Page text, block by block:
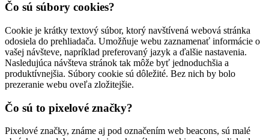
Čo sú súbory cookies?
Cookie je krátky textový súbor, ktorý navštívená webová stránka
odosiela do prehliadača. Umožňuje webu zaznamenať informácie o
vašej návšteve, napríklad preferovaný jazyk a ďalšie nastavenia.
Nasledujúca návšteva stránok tak môže byť jednoduchšia a
produktívnejšia. Súbory cookie sú dôležité. Bez nich by bolo
prezeranie webu oveľa zložitejšie.
Čo sú to pixelové značky?
Pixelové značky, známe aj pod označením web beacons, sú malé